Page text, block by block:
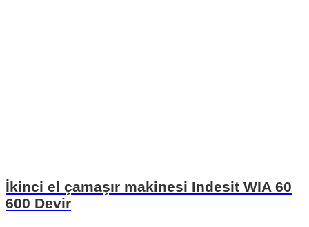
İkinci el çamaşır makinesi Indesit WIA 60
600 Devir